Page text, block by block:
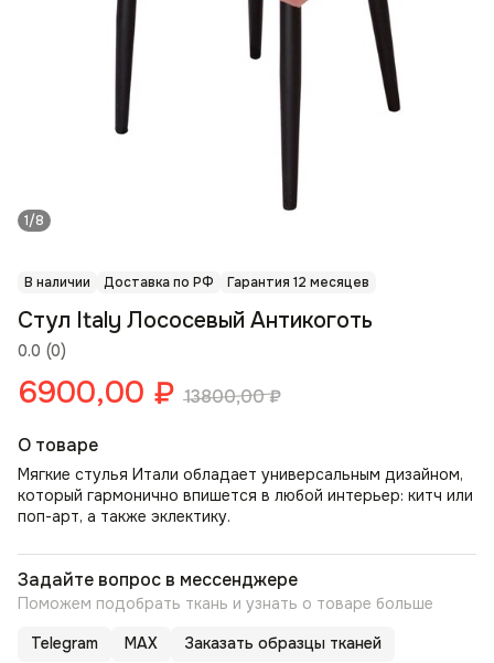
1/8
В наличии Доставка по РФ Гарантия 12 месяцев
0.0 (0)
Стул Italy Лососевый Антикоготь
6900,00 ₽ 13800,00₽
О товаре
Мягкие стулья Итали обладает универсальным дизайном,
который гармонично впишется в любой интерьер: китч или
поп-арт, а также эклектику.
Задайте вопрос в мессенджере
Поможем подобрать ткань и узнать о товаре больше
Telegram MAX Заказать образцы тканей